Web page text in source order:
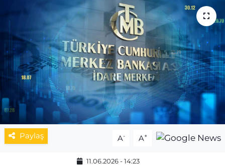
Paylaş A- A+
11.06.2026 - 14:23
MAGAZİN
ESKİŞEHİRSPOR